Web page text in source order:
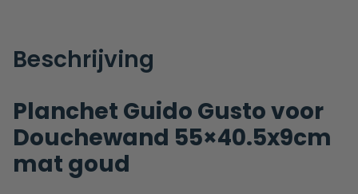
Beschrijving
Planchet Guido Gusto voor
Douchewand 55×40.5x9cm
mat goud